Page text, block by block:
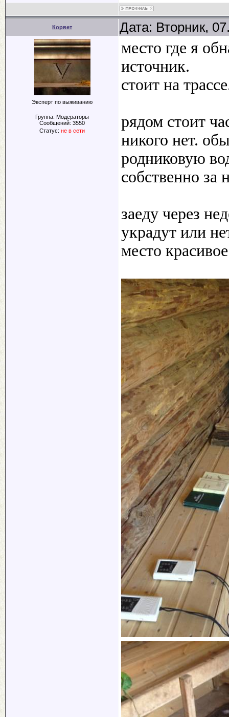
Корвет Дата: Вторник,
Эксперт по выживанию
Группа: Модераторы
Сообщений: 3550
Статус: не в сети
место где я
источник.
стоит на
рядом стоит
никого нет.
родниковую
собственно за
заеду через
украдут или
место